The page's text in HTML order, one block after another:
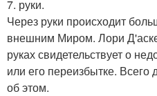
7. руки.
Через руки происходит
внешним Миром. Лори
руках свидетельствует о
или его переизбытке.
об этом.